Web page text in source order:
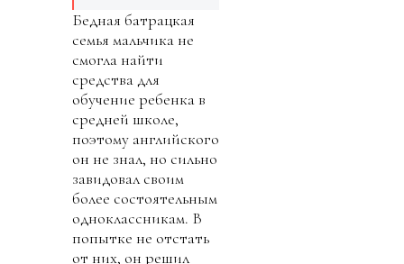
Бедная батрацкая
семья мальчика не
смогла найти
средства для
обучение ребенка в
средней школе,
поэтому английского
он не знал, но сильно
завидовал своим
более состоятельным
одноклассникам. В
попытке не отстать
от них, он решил